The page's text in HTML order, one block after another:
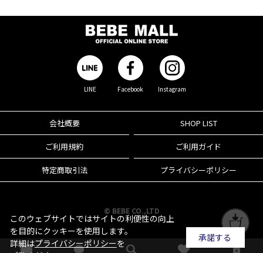
LINE Facebook Instagram
会社概要 SHOP LIST
ご利用規約 ご利用ガイド
特定商取引法 プライバシーポリシー
© BEBE CO.,LTD
このウェブサイトではサイトの利便性の向上
を目的にクッキーを使用します。
詳細はプライバシーポリシーを
承諾する